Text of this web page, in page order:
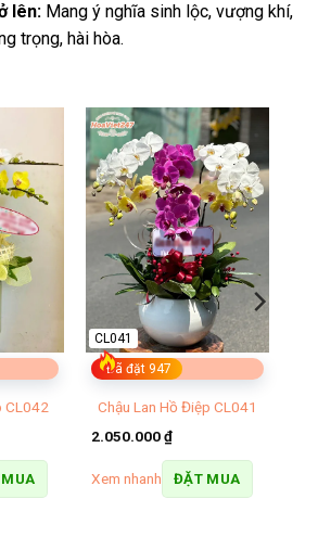
lên:Mang ý nghĩa sinh lộc, vượng khí,
trọng, hài hòa.
CL042
Đã đặt 947
CL041
Chậu Lan Hồ Điệp CL041
2.050.000₫
Xem nhanh ĐẶT MUA